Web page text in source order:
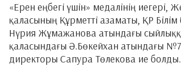
«Ерен еңбегі үшін» медалінің иегері,
қаласының Құрметті азаматы, ҚР Білім
Нүрия Жұмажанова атындағы
қаласындағы Ә.Бөкейхан атындағы
директоры Сапура Төлекова ие болды.